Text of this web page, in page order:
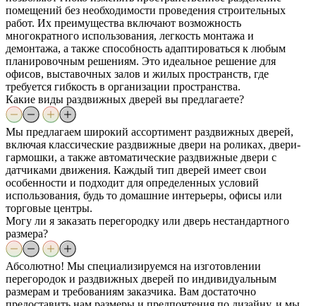
помещений без необходимости проведения строительных
работ. Их преимущества включают возможность
многократного использования, легкость монтажа и
демонтажа, а также способность адаптироваться к любым
планировочным решениям. Это идеальное решение для
офисов, выставочных залов и жилых пространств, где
требуется гибкость в организации пространства.
Какие виды раздвижных дверей вы предлагаете?
Мы предлагаем широкий ассортимент раздвижных дверей,
включая классические раздвижные двери на роликах, двери-
гармошки, а также автоматические раздвижные двери с
датчиками движения. Каждый тип дверей имеет свои
особенности и подходит для определенных условий
использования, будь то домашние интерьеры, офисы или
торговые центры.
Могу ли я заказать перегородку или дверь нестандартного
размера?
Абсолютно! Мы специализируемся на изготовлении
перегородок и раздвижных дверей по индивидуальным
размерам и требованиям заказчика. Вам достаточно